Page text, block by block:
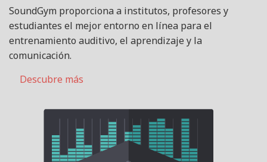
SoundGym proporciona a institutos, profesores y
estudiantes el mejor entorno en línea para el
entrenamiento auditivo, el aprendizaje y la
comunicación.
Descubre más